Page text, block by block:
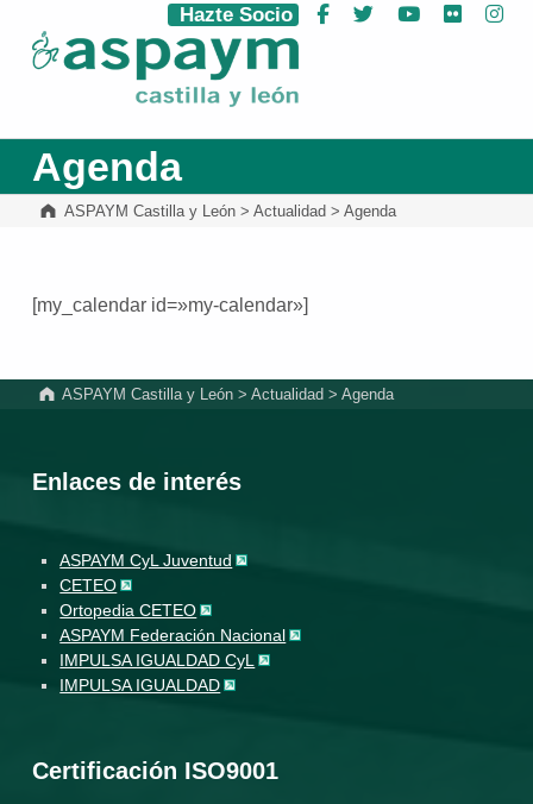
ASPAYM Castilla y León
Hazte Socio Facebook
Twitter YouTube
Flickr
Agenda
ASPAYM Castilla y León> Actualidad > Agenda
[my_calendar id=»my-calendar»]
ASPAYM Castilla y León >Actualidad >Agenda
Enlaces de interés
ASPAYM CyL Juventud
CETEO
Ortopedia CETEO
ASPAYM Federación Nacional
IMPULSA IGUALDAD CyL
IMPULSA IGUALDAD
Certificación ISO9001